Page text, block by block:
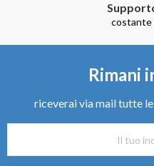
costante
Rimani
riceverai via mail tutte